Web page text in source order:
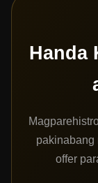
Handa
pakinabang
offer